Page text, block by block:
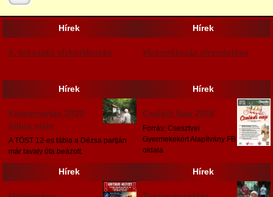
5 6
8
Hírek
II. fokozatú vízkorlátozás
Hírek
Vízkorlátozás elrendelése
Hírek
Karbantartás 2026
július eleje
A TÖST 12-es tábla a Dézsa partján
már tavaly óta beázott.
Hírek
Családi Nap 2026
Forrás: Csesztvei
Gyermekekért Alapítvány FB
oldala
Hírek Hírek